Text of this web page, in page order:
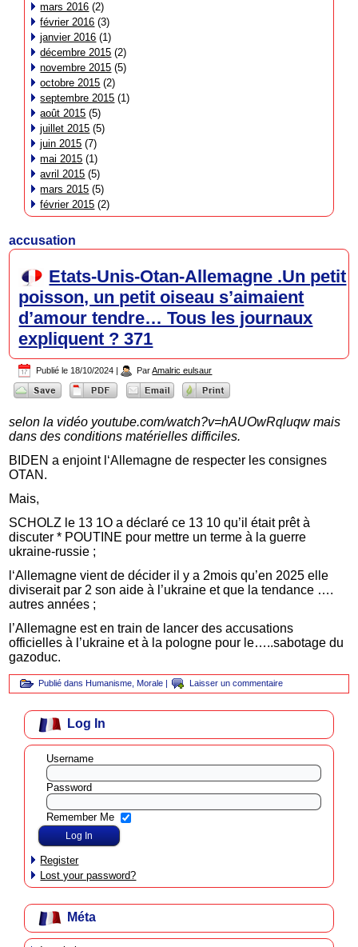
mars 2016 (2)
février 2016 (3)
janvier 2016 (1)
décembre 2015 (2)
novembre 2015 (5)
octobre 2015 (2)
septembre 2015 (1)
août 2015 (5)
juillet 2015 (5)
juin 2015 (7)
mai 2015 (1)
avril 2015 (5)
mars 2015 (5)
février 2015 (2)
accusation
Etats-Unis-Otan-Allemagne .Un petit
poisson, un petit oiseau s’aimaient
d’amour tendre… Tous les journaux
expliquent ? 371
Publié le 18/10/2024 | Par Amalric eulsaur
selon la vidéo youtube.com/watch?v=hAUOwRqluqw mais
dans des conditions matérielles difficiles.
BIDEN a enjoint l‘Allemagne de respecter les consignes
OTAN.
Mais,
SCHOLZ le 13 1O a déclaré ce 13 10 qu’il était prêt à
discuter * POUTINE pour mettre un terme à la guerre
ukraine-russie ;
l‘Allemagne vient de décider il y a 2mois qu’en 2025 elle
diviserait par 2 son aide à l’ukraine et que la tendance ….
autres années ;
l’Allemagne est en train de lancer des accusations
officielles à l’ukraine et à la pologne pour le…..sabotage du
gazoduc.
Publié dans Humanisme Morale | Laisser un commentaire
Log In
Username
Password
Remember Me
Register
Lost your password?
Méta